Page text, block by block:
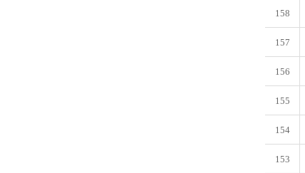
158
157
156
155
154
153